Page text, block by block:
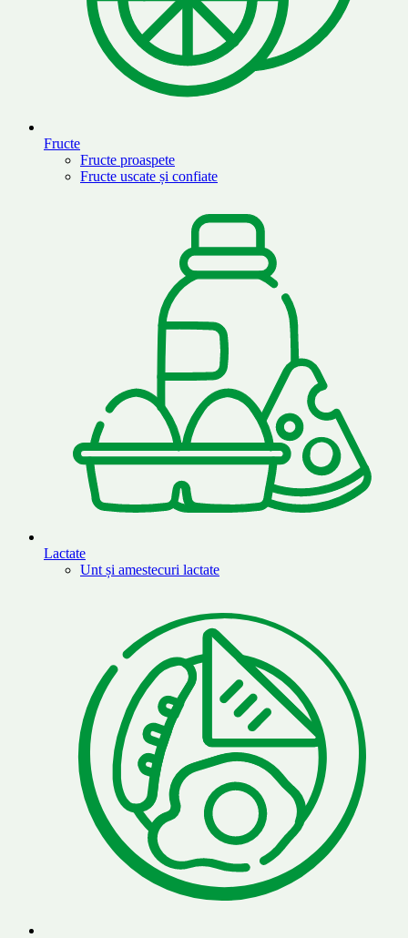
Fructe
Fructe proaspete
Fructe uscate și confiate
Lactate
Unt și amestecuri lactate